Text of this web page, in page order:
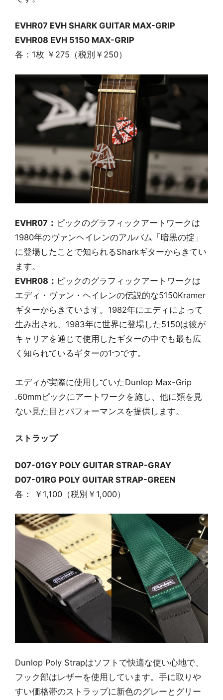
EVHR07 EVH SHARK GUITAR MAX-GRIP
EVHR08 EVH 5150 MAX-GRIP
各：1枚 ￥275（税別￥250）
EVHR07： ピックのグラフィックアートワークは
1980年のヴァンヘイレンのアルバム「暗黒の掟」
に登場したことで知られるSharkギターからきてい
ます。
EVHR08： ピックのグラフィックアートワークは
エディ・ヴァン・ヘイレンの伝説的な5150Kramer
ギターからきています。1982年にエディによって
生み出され、1983年に世界に登場した5150は彼が
キャリアを通じて使用したギターの中でも最も広
く知られているギターの1つです。
エディが実際に使用していたDunlop Max-Grip
.60mmピックにアートワークを施し、他に類を見
ない見た目とパフォーマンスを提供します。
ストラップ
D07-01GY POLY GUITAR STRAP-GRAY
D07-01RG POLY GUITAR STRAP-GREEN
各： ￥1,100（税別￥1,000）
Dunlop Poly Strapはソフトで快適な使い心地で、
フック部はレザーを使用しています。手に取りや
すい価格帯のストラップに新色のグレーとグリー